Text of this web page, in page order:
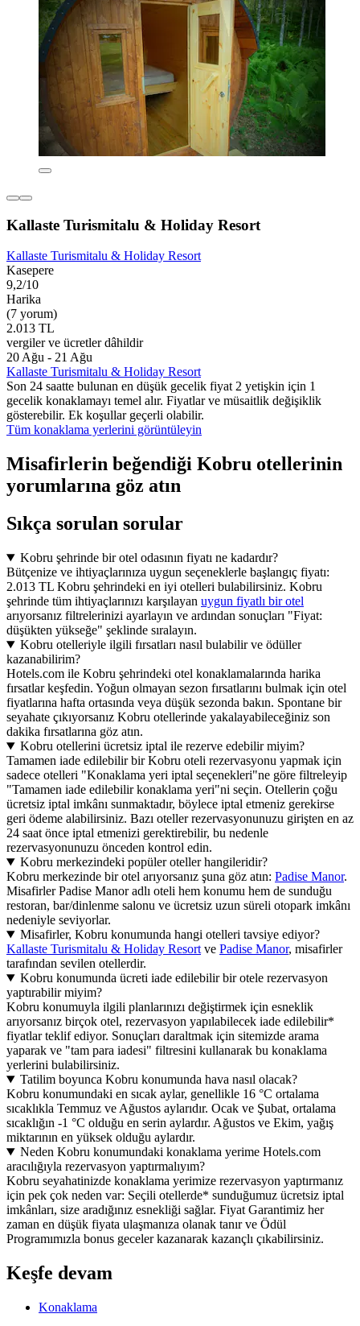
Kallaste Turismitalu & Holiday Resort
Kallaste Turismitalu & Holiday Resort
Kasepere
9,2/10
Harika
(7 yorum)
2.013 TL
vergiler ve ücretler dâhildir
20 Ağu - 21 Ağu
Kallaste Turismitalu & Holiday Resort
Son 24 saatte bulunan en düşük gecelik fiyat 2 yetişkin için 1
gecelik konaklamayı temel alır. Fiyatlar ve müsaitlik değişiklik
gösterebilir. Ek koşullar geçerli olabilir.
Tüm konaklama yerlerini görüntüleyin
Misafirlerin beğendiği Kobru otellerinin
yorumlarına göz atın
Sıkça sorulan sorular
Kobru şehrinde bir otel odasının fiyatı ne kadardır?
Bütçenize ve ihtiyaçlarınıza uygun seçeneklerle başlangıç fiyatı:
2.013 TL Kobru şehrindeki en iyi otelleri bulabilirsiniz. Kobru
şehrinde tüm ihtiyaçlarınızı karşılayan uygun fiyatlı bir otel
arıyorsanız filtrelerinizi ayarlayın ve ardından sonuçları "Fiyat:
düşükten yükseğe" şeklinde sıralayın.
Kobru otelleriyle ilgili fırsatları nasıl bulabilir ve ödüller
kazanabilirim?
Hotels.com ile Kobru şehrindeki otel konaklamalarında harika
fırsatlar keşfedin. Yoğun olmayan sezon fırsatlarını bulmak için otel
fiyatlarına hafta ortasında veya düşük sezonda bakın. Spontane bir
seyahate çıkıyorsanız Kobru otellerinde yakalayabileceğiniz son
dakika fırsatlarına göz atın.
Kobru otellerini ücretsiz iptal ile rezerve edebilir miyim?
Tamamen iade edilebilir bir Kobru oteli rezervasyonu yapmak için
sadece otelleri "Konaklama yeri iptal seçenekleri"ne göre filtreleyip
"Tamamen iade edilebilir konaklama yeri"ni seçin. Otellerin çoğu
ücretsiz iptal imkânı sunmaktadır, böylece iptal etmeniz gerekirse
geri ödeme alabilirsiniz. Bazı oteller rezervasyonunuzu girişten en az
24 saat önce iptal etmenizi gerektirebilir, bu nedenle
rezervasyonunuzu önceden kontrol edin.
Kobru merkezindeki popüler oteller hangileridir?
Kobru merkezinde bir otel arıyorsanız şuna göz atın: Padise Manor.
Misafirler Padise Manor adlı oteli hem konumu hem de sunduğu
restoran, bar/dinlenme salonu ve ücretsiz uzun süreli otopark imkânı
nedeniyle seviyorlar.
Misafirler, Kobru konumunda hangi otelleri tavsiye ediyor?
Kallaste Turismitalu & Holiday Resort ve Padise Manor, misafirler
tarafından sevilen otellerdir.
Kobru konumunda ücreti iade edilebilir bir otele rezervasyon
yaptırabilir miyim?
Kobru konumuyla ilgili planlarınızı değiştirmek için esneklik
arıyorsanız birçok otel, rezervasyon yapılabilecek iade edilebilir*
fiyatlar teklif ediyor. Sonuçları daraltmak için sitemizde arama
yaparak ve "tam para iadesi" filtresini kullanarak bu konaklama
yerlerini bulabilirsiniz.
Tatilim boyunca Kobru konumunda hava nasıl olacak?
Kobru konumundaki en sıcak aylar, genellikle 16 °C ortalama
sıcaklıkla Temmuz ve Ağustos aylarıdır. Ocak ve Şubat, ortalama
sıcaklığın -1 °C olduğu en serin aylardır. Ağustos ve Ekim, yağış
miktarının en yüksek olduğu aylardır.
Neden Kobru konumundaki konaklama yerime Hotels.com
aracılığıyla rezervasyon yaptırmalıyım?
Kobru seyahatinizde konaklama yerimize rezervasyon yaptırmanız
için pek çok neden var: Seçili otellerde* sunduğumuz ücretsiz iptal
imkânları, size aradığınız esnekliği sağlar. Fiyat Garantimiz her
zaman en düşük fiyata ulaşmanıza olanak tanır ve Ödül
Programımızla bonus geceler kazanarak kazançlı çıkabilirsiniz.
Keşfe devam
Konaklama